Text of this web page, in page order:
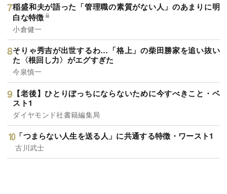
稲盛和夫が語った「管理職の素質がない人」のあまりに明
白な特徴
小倉健一
そりゃ秀吉が出世するわ…「格上」の柴田勝家を追い抜い
た〈根回し力〉がエグすぎた
今泉慎一
【老後】ひとりぼっちにならないために今すべきこと・ベ
スト1
ダイヤモンド社書籍編集局
「つまらない人生を送る人」に共通する特徴・ワースト1
古川武士